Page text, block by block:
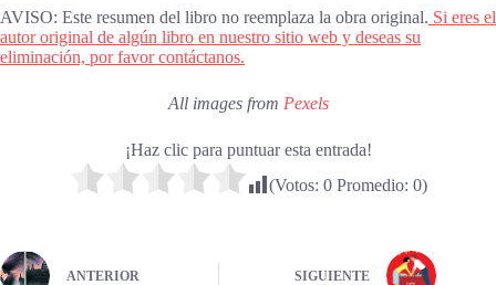
AVISO: Este resumen del libro no reemplaza la obra original. Si eres el
autor original de algún libro en nuestro sitio web y deseas su
eliminación, por favor contáctanos.
All images from Pexels
¡Haz clic para puntuar esta entrada!
(Votos: 0Promedio: 0)
ANTERIOR SIGUIENTE